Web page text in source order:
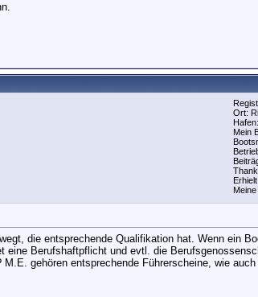
Ort:
Mein
die entsprechende Qualifikation hat. Wenn ein
Berufshaftpflicht und evtl. die
gehören entsprechende Führerscheine, wie